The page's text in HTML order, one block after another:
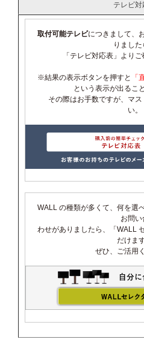
テレビ対
取付可能テレビにつきまして、
りました
「テレビ対応表」より
※結果の表示ボタンを押すと
「
という表示が出るこ
その際はお手数ですが、マス
い。
WALL の種類が多くて、何を選
お問い
わせがありましたら、「WALL
だけます
ぜひ、ご活用